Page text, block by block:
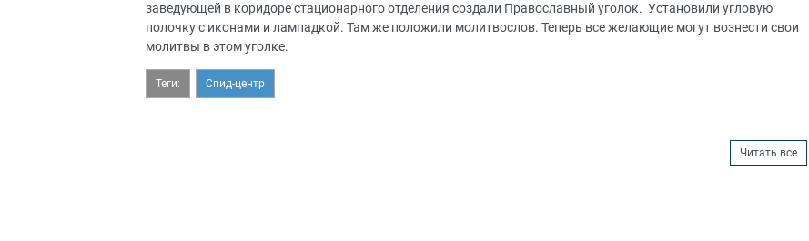
заведующей в коридоре стационарного отделения создали Православный уголок. Установили угловую
полочку с иконами и лампадкой. Там же положили молитвослов. Теперь все желающие могут вознести свои
молитвы в этом уголке.
Теги: Спид-центр
Читать все